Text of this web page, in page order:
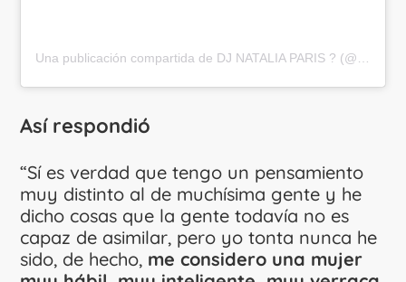
Así respondió
“Sí es verdad que tengo un pensamiento
muy distinto al de muchísima gente y he
dicho cosas que la gente todavía no es
capaz de asimilar, pero yo tonta nunca he
sido, de hecho, me considero una mujer